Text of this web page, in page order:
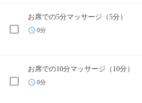
お席での5分マッサージ（5分）
0分
お席での10分マッサージ（10分）
0分